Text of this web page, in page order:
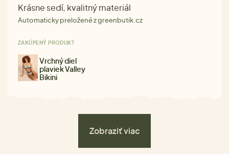
Krásne sedí, kvalitný materiál
Automaticky preložené z greenbutik.cz
ZAKÚPENÝ PRODUKT
Vrchný diel
plaviek Valley
Bikini
Zobraziť viac